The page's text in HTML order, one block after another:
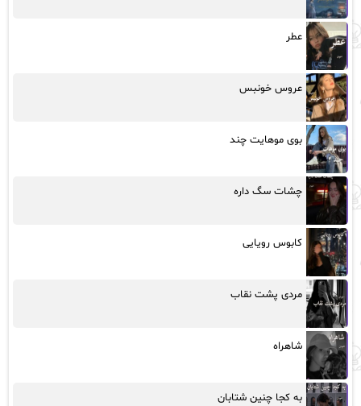
عطر
عروس خونبس
بوی موهایت چند
چشات سگ داره
کابوس رویایی
مردی پشت نقاب
شاهراه
به کجا چنین شتابان